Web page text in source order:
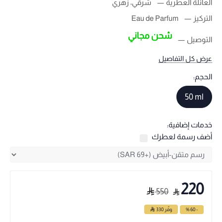
العائلة العطرية
شرقي، زهري
التركيز
Eau de Parfum
التوصيل شحن مجاني
عرض كل التفاصيل
الحجم:
50 ml
خدمات إضافية:
أضف رسمة لعطرك
220
550
- 60 % وفّر 330